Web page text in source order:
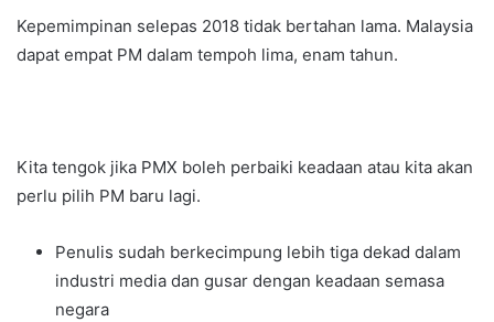
Kepemimpinan selepas 2018 tidak bertahan lama. Malaysia
dapat empat PM dalam tempoh lima, enam tahun.
Kita tengok jika PMX boleh perbaiki keadaan atau kita akan
perlu pilih PM baru lagi.
Penulis sudah berkecimpung lebih tiga dekad dalam
industri media dan gusar dengan keadaan semasa
negara